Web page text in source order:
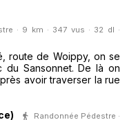
· 9 km · 347 vus · 32 dl ·
route de Woippy, on se
Sansonnet. De là on
avoir traverser la rue
Randonnée Pédestre ·